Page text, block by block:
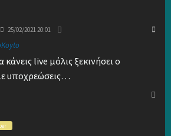
25/02/2021 20:01
live μόλις ξεκινήσει ο
υποχρεώσεις…